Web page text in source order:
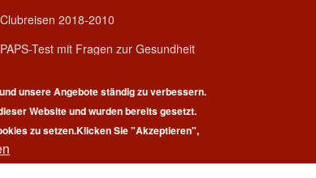
Clubreisen 2018-2010
PAPS-Test mit Fragen zur Gesundheit
| 100 Marathon Club Deutschland e.V. | All rights reserved.
unsere Angebote ständig zu verbessern.
Website und wurden bereits gesetzt.
zu setzen.Klicken Sie "Akzeptieren",